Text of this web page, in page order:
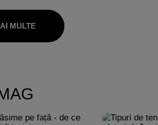
MULTE